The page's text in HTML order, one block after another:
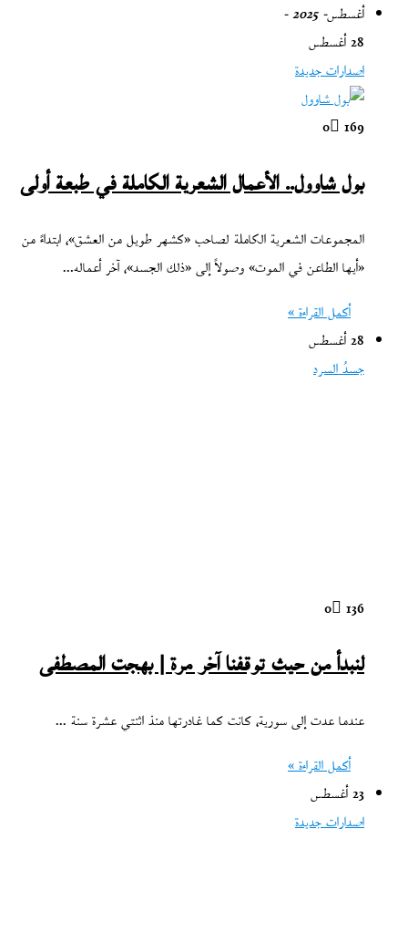
أغسطس- 2025 -
28 أغسطس
اصدارات جديدة
0 169
بول شاوول.. الأعمال الشعرية الكاملة في طبعة أولى
المجموعات الشعرية الكاملة لصاحب «كشهر طويل من العشق»، ابتداءً من
«أيها الطاعن في الموت» وصولاً إلى «ذلك الجسد»، آخر أعماله…
أكمل القراءة »
28 أغسطس
جسدُ السرد
0 136
لنبدأ من حيث توقفنا آخر مرة | بهجت المصطفى
عندما عدت إلى سورية، كانت كما غادرتها منذ اثنتي عشرة سنة ...
أكمل القراءة »
23 أغسطس
اصدارات جديدة